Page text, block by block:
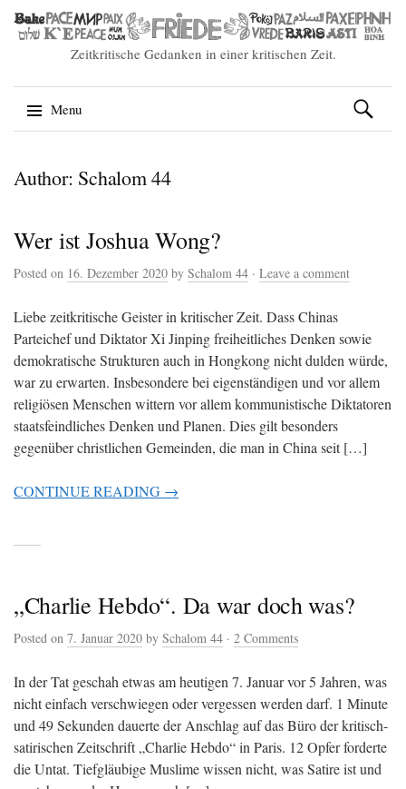
Zeitkritische Gedanken in einer kritischen Zeit.
Menu
to
Suchen
nach:
Author: Schalom 44
Wer ist Joshua Wong?
Posted on 16. Dezember 2020 by Schalom 44 · Leave a comment
Liebe zeitkritische Geister in kritischer Zeit. Dass Chinas
Parteichef und Diktator Xi Jinping freiheitliches Denken sowie
demokratische Strukturen auch in Hongkong nicht dulden würde,
war zu erwarten. Insbesondere bei eigenständigen und vor allem
religiösen Menschen wittern vor allem kommunistische Diktatoren
staatsfeindliches Denken und Planen. Dies gilt besonders
gegenüber christlichen Gemeinden, die man in China seit […]
CONTINUE READING →
„Charlie Hebdo“. Da war doch was?
Posted on 7. Januar 2020 by Schalom 44 · 2 Comments
In der Tat geschah etwas am heutigen 7. Januar vor 5 Jahren, was
nicht einfach verschwiegen oder vergessen werden darf. 1 Minute
und 49 Sekunden dauerte der Anschlag auf das Büro der kritisch-
satirischen Zeitschrift „Charlie Hebdo“ in Paris. 12 Opfer forderte
die Untat. Tiefgläubige Muslime wissen nicht, was Satire ist und